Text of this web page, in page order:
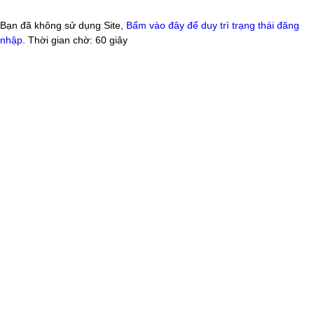
Bạn đã không sử dụng Site, Bấm vào đây để duy trì trạng thái đăng
nhập . Thời gian chờ: 60 giây